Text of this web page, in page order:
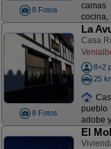
8 Fotos
cocina,
8 Fotos
La
Casa
8+2
25
pueblo
adobe
El